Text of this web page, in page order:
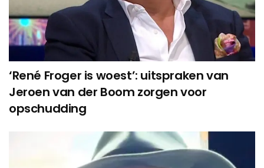
‘René Froger is woest’: uitspraken van
Jeroen van der Boom zorgen voor
opschudding